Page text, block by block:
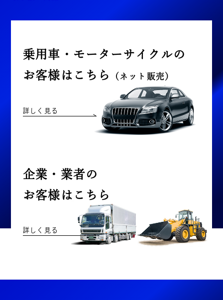
乗用車・モーターサイクルの
お客様はこちら
（ネット販売）
詳しく見る
企業・業者の
お客様はこちら
詳しく見る